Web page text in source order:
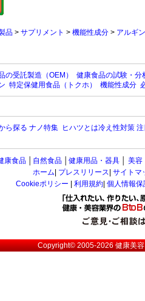
品 > サプリメント > 機能性成分 > アルギ
の受託製造（OEM）
健康食品の試験・分
特定保健用食品（トクホ） 機能性成分
ら探る ナノ特集 ヒハツとは冷え性対策
康食品 自然食品 健康用品・器具 美容
ホーム プレスリリース サイトマ
Cookieポリシー
利用規約 個人情報
Copyright© 2005-2026健康美